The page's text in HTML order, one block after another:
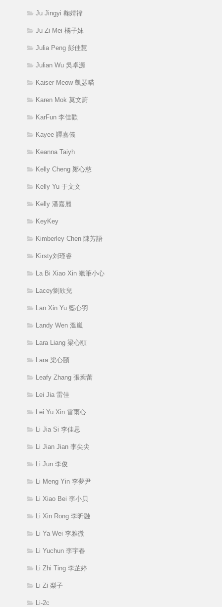
Ju Jingyi 鞠婧禕
Ju Zi Mei 橘子妹
Julia Peng 彭佳慧
Julian Wu 吳卓源
Kaiser Meow 凱瑟喵
Karen Mok 莫文蔚
KarFun 李佳歡
Kayee 譚嘉儀
Keanna Taiyh
Kelly Cheng 鄭心慈
Kelly Yu 于文文
Kelly 潘嘉麗
KeyKey
Kimberley Chen 陳芳語
Kirsty刘瑾睿
La Bi Xiao Xin 蠟筆小心
Lacey劉欣兒
Lan Xin Yu 藍心羽
Landy Wen 溫嵐
Lara Liang 梁心頤
Lara 梁心頤
Leafy Zhang 張葉蕾
Lei Jia 雷佳
Lei Yu Xin 雷雨心
Li Jia Si 李佳思
Li Jian Jian 李尖尖
Li Jun 李俊
Li Meng Yin 李夢尹
Li Xiao Bei 李小贝
Li Xin Rong 李昕融
Li Ya Wei 李雅微
Li Yuchun 李宇春
Li Zhi Ting 李芷婷
Li Zi 梨子
Li-2c